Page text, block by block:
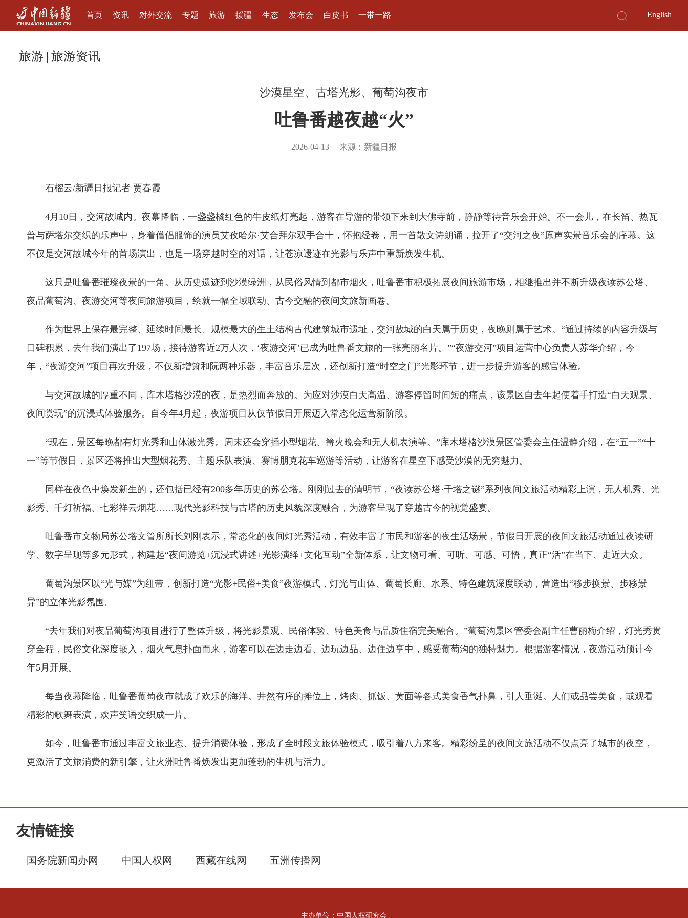
首页 资讯 对外交流 专题 旅游 援疆 生态 发布会 白皮书 一带一路 English
旅游 | 旅游资讯
沙漠星空、古塔光影、葡萄沟夜市
吐鲁番越夜越“火”
2026-04-13 来源：新疆日报
石榴云/新疆日报记者 贾春霞
4月10日，交河故城内。夜幕降临，一盏盏橘红色的牛皮纸灯亮起，游客在导游的带领下来到大佛寺前，静静等待音乐会开始。不一会儿，在长笛、热瓦
普与萨塔尔交织的乐声中，身着僧侣服饰的演员艾孜哈尔·艾合拜尔双手合十，怀抱经卷，用一首散文诗朗诵，拉开了“交河之夜”原声实景音乐会的序幕。这
不仅是交河故城今年的首场演出，也是一场穿越时空的对话，让苍凉遗迹在光影与乐声中重新焕发生机。
这只是吐鲁番璀璨夜景的一角。从历史遗迹到沙漠绿洲，从民俗风情到都市烟火，吐鲁番市积极拓展夜间旅游市场，相继推出并不断升级夜读苏公塔、
夜品葡萄沟、夜游交河等夜间旅游项目，绘就一幅全域联动、古今交融的夜间文旅新画卷。
作为世界上保存最完整、延续时间最长、规模最大的生土结构古代建筑城市遗址，交河故城的白天属于历史，夜晚则属于艺术。“通过持续的内容升级与
口碑积累，去年我们演出了197场，接待游客近2万人次，‘夜游交河’已成为吐鲁番文旅的一张亮丽名片。”“夜游交河”项目运营中心负责人苏华介绍，今
年，“夜游交河”项目再次升级，不仅新增箫和阮两种乐器，丰富音乐层次，还创新打造“时空之门”光影环节，进一步提升游客的感官体验。
与交河故城的厚重不同，库木塔格沙漠的夜，是热烈而奔放的。为应对沙漠白天高温、游客停留时间短的痛点，该景区自去年起便着手打造“白天观景、
夜间赏玩”的沉浸式体验服务。自今年4月起，夜游项目从仅节假日开展迈入常态化运营新阶段。
“现在，景区每晚都有灯光秀和山体激光秀。周末还会穿插小型烟花、篝火晚会和无人机表演等。”库木塔格沙漠景区管委会主任温静介绍，在“五一”“十
一”等节假日，景区还将推出大型烟花秀、主题乐队表演、赛博朋克花车巡游等活动，让游客在星空下感受沙漠的无穷魅力。
同样在夜色中焕发新生的，还包括已经有200多年历史的苏公塔。刚刚过去的清明节，“夜读苏公塔·千塔之谜”系列夜间文旅活动精彩上演，无人机秀、光
影秀、千灯祈福、七彩祥云烟花……现代光影科技与古塔的历史风貌深度融合，为游客呈现了穿越古今的视觉盛宴。
吐鲁番市文物局苏公塔文管所所长刘刚表示，常态化的夜间灯光秀活动，有效丰富了市民和游客的夜生活场景，节假日开展的夜间文旅活动通过夜读研
学、数字呈现等多元形式，构建起“夜间游览+沉浸式讲述+光影演绎+文化互动”全新体系，让文物可看、可听、可感、可悟，真正“活”在当下、走近大众。
葡萄沟景区以“光与媒”为纽带，创新打造“光影+民俗+美食”夜游模式，灯光与山体、葡萄长廊、水系、特色建筑深度联动，营造出“移步换景、步移景
异”的立体光影氛围。
“去年我们对夜品葡萄沟项目进行了整体升级，将光影景观、民俗体验、特色美食与品质住宿完美融合。”葡萄沟景区管委会副主任曹丽梅介绍，灯光秀贯
穿全程，民俗文化深度嵌入，烟火气息扑面而来，游客可以在边走边看、边玩边品、边住边享中，感受葡萄沟的独特魅力。根据游客情况，夜游活动预计今
年5月开展。
每当夜幕降临，吐鲁番葡萄夜市就成了欢乐的海洋。井然有序的摊位上，烤肉、抓饭、黄面等各式美食香气扑鼻，引人垂涎。人们或品尝美食，或观看
精彩的歌舞表演，欢声笑语交织成一片。
如今，吐鲁番市通过丰富文旅业态、提升消费体验，形成了全时段文旅体验模式，吸引着八方来客。精彩纷呈的夜间文旅活动不仅点亮了城市的夜空，
更激活了文旅消费的新引擎，让火洲吐鲁番焕发出更加蓬勃的生机与活力。
友情链接
国务院新闻办网 中国人权网 西藏在线网 五洲传播网
主办单位：中国人权研究会